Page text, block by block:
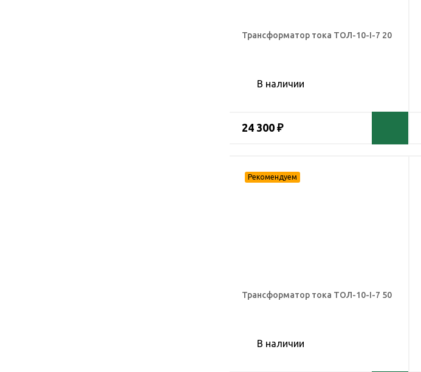
Трансформатор тока ТОЛ-10-I-7 20
В наличии
24 300 ₽
Трансформатор тока ТОЛ-10-I-7 50
В наличии